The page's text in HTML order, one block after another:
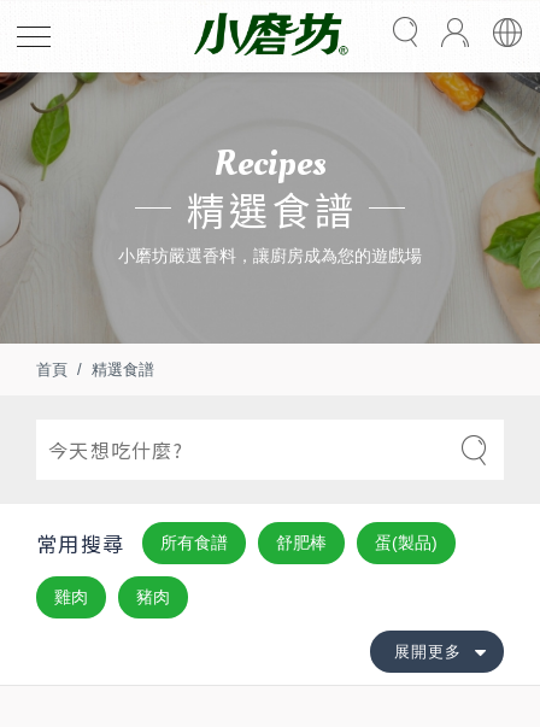
Recipes
精選食譜
小磨坊嚴選香料，讓廚房成為您的遊戲場
首頁 精選食譜
常用搜尋 所有食譜 舒肥棒 蛋(製品)
雞肉 豬肉
展開更多